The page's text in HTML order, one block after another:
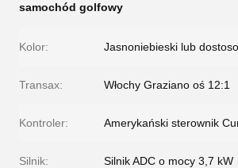
samochód golfowy
Kolor: Jasnoniebieski lub
Transax: Włochy Graziano oś 12:1
Kontroler: Amerykański sterownik
Silnik: Silnik ADC o mocy 3,7 kW